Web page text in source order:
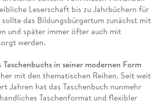
Leserschaft bis zu Jahrbüchern für
sollte das Bildungsbürgertum zunächst mit
und später immer öfter auch mit
werden.
Taschenbuchs in seiner modernen Form
mit den thematischen Reihen. Seit weit
Jahren hat das Taschenbuch nunmehr
Taschenformat und flexibler